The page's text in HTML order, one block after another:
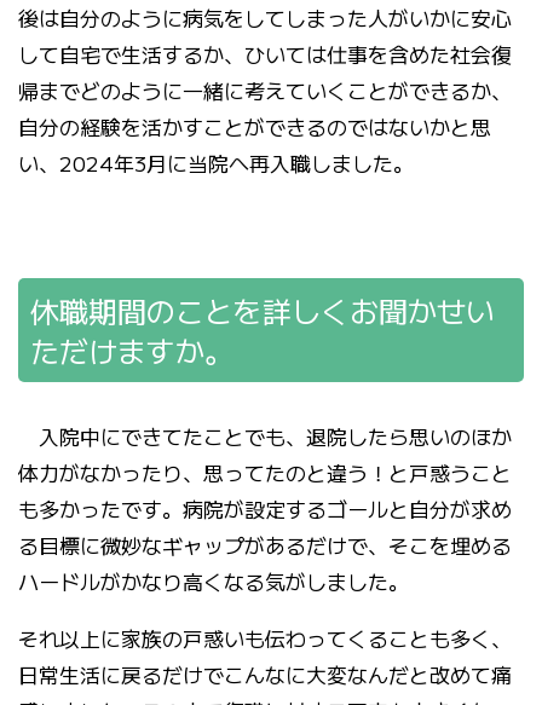
後は自分のように病気をしてしまった人がいかに安心
して自宅で生活するか、ひいては仕事を含めた社会復
帰までどのように一緒に考えていくことができるか、
自分の経験を活かすことができるのではないかと思
い、2024年3月に当院へ再入職しました。
休職期間のことを詳しくお聞かせい
ただけますか。
入院中にできてたことでも、退院したら思いのほか
体力がなかったり、思ってたのと違う！と戸惑うこと
も多かったです。病院が設定するゴールと自分が求め
る目標に微妙なギャップがあるだけで、そこを埋める
ハードルがかなり高くなる気がしました。
それ以上に家族の戸惑いも伝わってくることも多く、
日常生活に戻るだけでこんなに大変なんだと改めて痛